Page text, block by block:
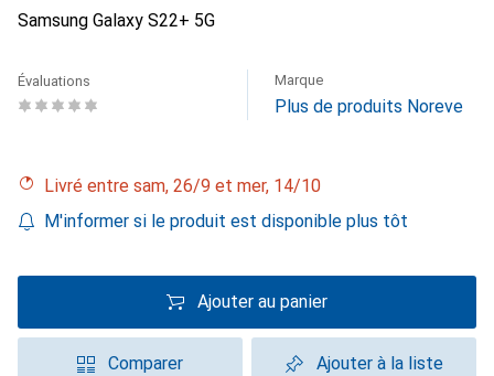
Samsung Galaxy S22+ 5G
Évaluations Marque
Plus de produits Noreve
Livré entre sam, 26/9 et mer, 14/10
M'informer si le produit est disponible plus tôt
Ajouter au panier
Comparer Ajouter à la liste